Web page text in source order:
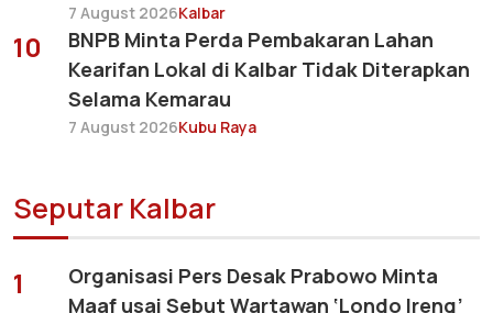
7 August 2026Kalbar
10
BNPB Minta Perda Pembakaran Lahan
Kearifan Lokal di Kalbar Tidak Diterapkan
Selama Kemarau
7 August 2026Kubu Raya
Seputar Kalbar
1
Organisasi Pers Desak Prabowo Minta
Maaf usai Sebut Wartawan ‘Londo Ireng’